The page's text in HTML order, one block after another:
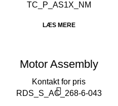
TC_P_AS1X_NM
LÆS MERE
Motor Assembly
RDS_S_AC_268-6-043